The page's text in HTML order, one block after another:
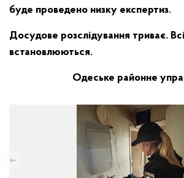
буде проведено низку експертиз.
Досудове розслідування триває.
встановлюються.
Одеське районне